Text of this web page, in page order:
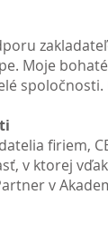
Moje
firiem,
v ktorej
v